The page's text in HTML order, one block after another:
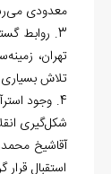
معدودی
3. روابط
تهران،
تلاش
4. وجود
شکل‌گیری
آقاشیخ
استقبال